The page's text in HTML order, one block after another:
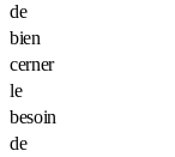
de
bien
cerner
le
besoin
de